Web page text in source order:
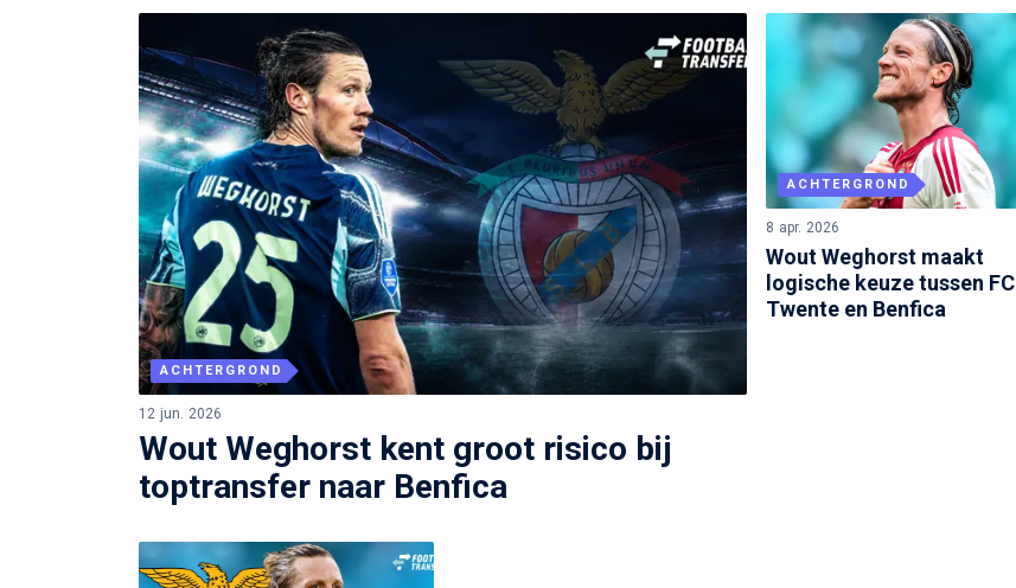
ACHTERGROND
12 jun. 2026
Wout Weghorst kent groot risico bij
toptransfer naar Benfica
ACHTERGROND
8 apr. 2026
Wout Weghorst maakt
logische keuze tussen FC
Twente en Benfica